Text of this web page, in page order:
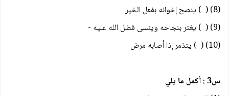
(8) ( ) ينصح إخوانه بفعل الخير
(9) ( ) يغتر بنجاحه وينسى فضل الله عليه -
(10) ( ) يتذمر إذا أصابه مرض
س3 : أكمل ما يلي